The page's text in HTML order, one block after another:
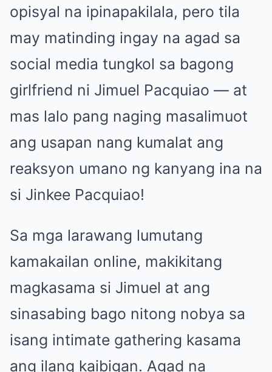
opisyal na ipinapakilala, pero tila
may matinding ingay na agad sa
social media tungkol sa bagong
girlfriend ni Jimuel Pacquiao — at
mas lalo pang naging masalimuot
ang usapan nang kumalat ang
reaksyon umano ng kanyang ina na
si Jinkee Pacquiao!
Sa mga larawang lumutang
kamakailan online, makikitang
magkasama si Jimuel at ang
sinasabing bago nitong nobya sa
isang intimate gathering kasama
ang ilang kaibigan. Agad na